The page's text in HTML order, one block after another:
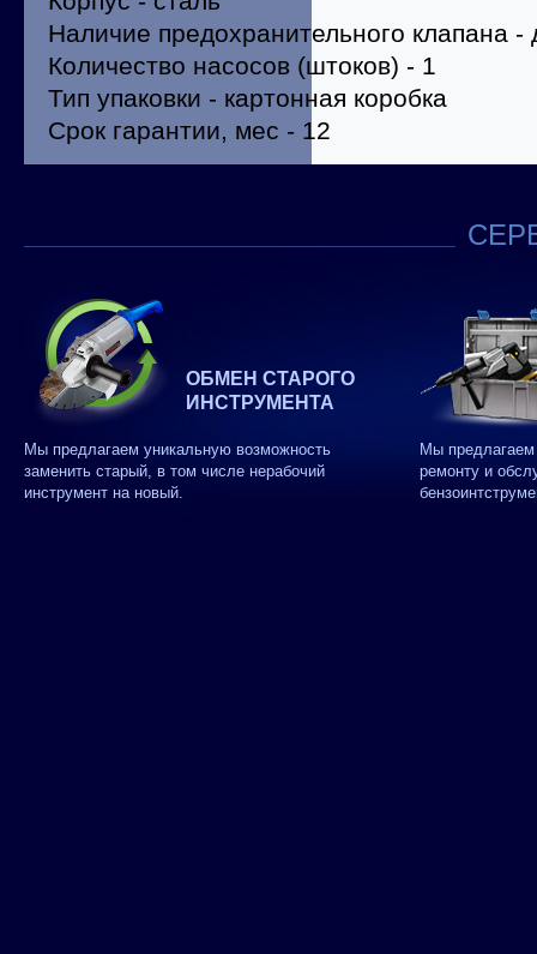
Наличие предохранительного клапана -
Количество насосов (штоков) - 1
Тип упаковки - картонная коробка
Срок гарантии, мес - 12
ОБМЕН СТАРОГО
ИНСТРУМЕНТА
Мы предлагаем уникальную возможность
заменить старый, в том числе нерабочий
инструмент на новый.
Мы
ремонту и